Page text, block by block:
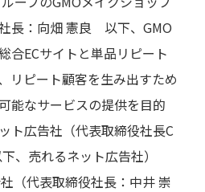
長：向畑 憲良 以下、GMO
合ECサイトと単品リピート
リピート顧客を生み出すため
能なサービスの提供を目的
ト広告社（代表取締役社長C
、売れるネット広告社）
（代表取締役社長：中井 崇